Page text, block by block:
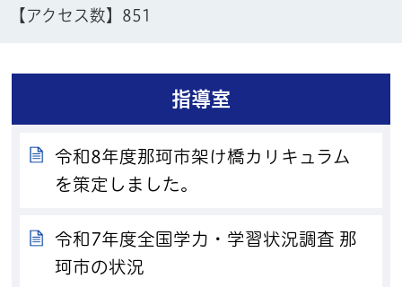
【アクセス数】 851
指導室
令和8年度那珂市架け橋カリキュラム
を策定しました。
令和7年度全国学力・学習状況調査 那
珂市の状況